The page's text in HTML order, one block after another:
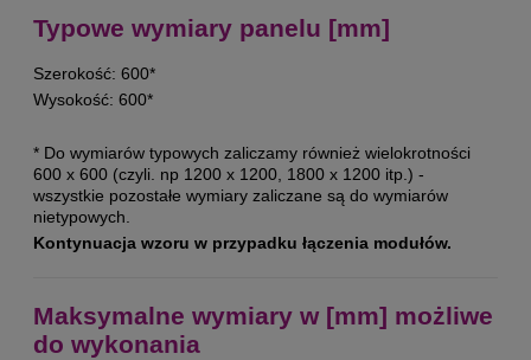
Typowe wymiary panelu [mm]
Szerokość: 600*
Wysokość: 600*
* Do wymiarów typowych zaliczamy również wielokrotności
600 x 600 (czyli. np 1200 x 1200, 1800 x 1200 itp.) -
wszystkie pozostałe wymiary zaliczane są do wymiarów
nietypowych.
Kontynuacja wzoru w przypadku łączenia modułów.
Maksymalne wymiary w [mm] możliwe
do wykonania